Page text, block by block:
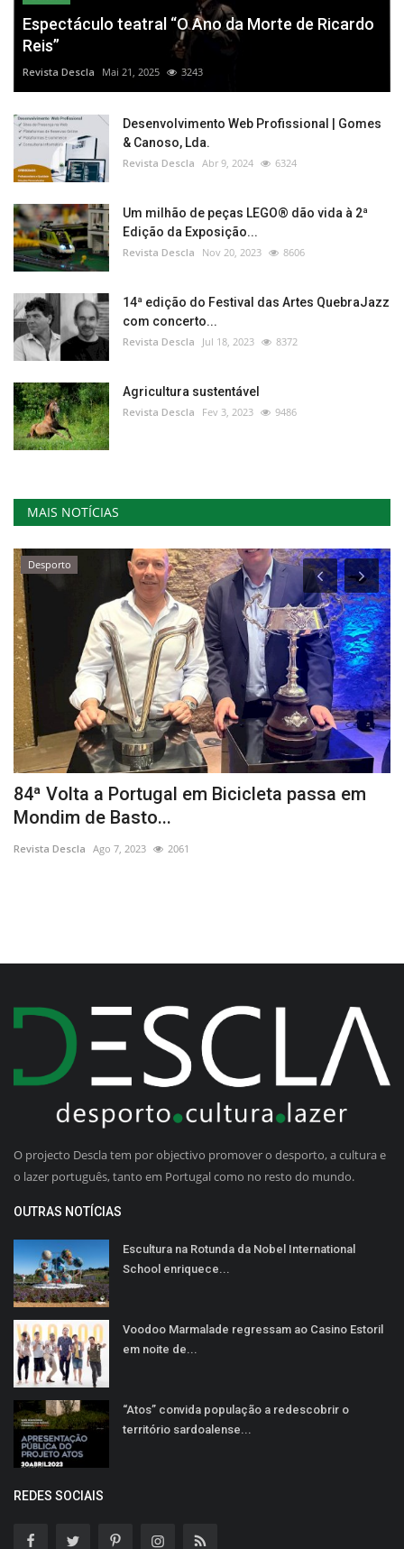
Espectáculo teatral “O Ano da Morte de Ricardo
Reis”
Revista Descla Mai 21, 2025 3243
Desenvolvimento Web Profissional | Gomes
& Canoso, Lda.
Revista Descla Abr 9, 2024 6324
Um milhão de peças LEGO® dão vida à 2ª
Edição da Exposição...
Revista Descla Nov 20, 2023 8606
14ª edição do Festival das Artes QuebraJazz
com concerto...
Revista Descla Jul 18, 2023 8372
Agricultura sustentável
Revista Descla Fev 3, 2023 9486
MAIS NOTÍCIAS
Desporto
84ª Volta a Portugal em Bicicleta passa em
Mondim de Basto...
Revista Descla Ago 7, 2023 2061
O projecto Descla tem por objectivo promover o desporto, a cultura e
o lazer português, tanto em Portugal como no resto do mundo.
OUTRAS NOTÍCIAS
Escultura na Rotunda da Nobel International
School enriquece...
Voodoo Marmalade regressam ao Casino Estoril
em noite de...
“Atos” convida população a redescobrir o
território sardoalense...
REDES SOCIAIS